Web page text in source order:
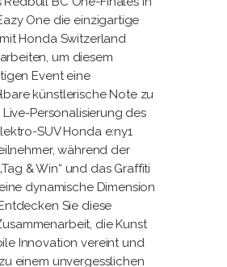
One die einzigartige
Honda Switzerland
um diesem
Event eine
künstlerische Note zu
Personalisierung des
SUV Honda e:ny1
während der
& Win“ und das Graffiti
dynamische Dimension
Sie diese
die Kunst
Innovation vereint und
einem unvergesslichen